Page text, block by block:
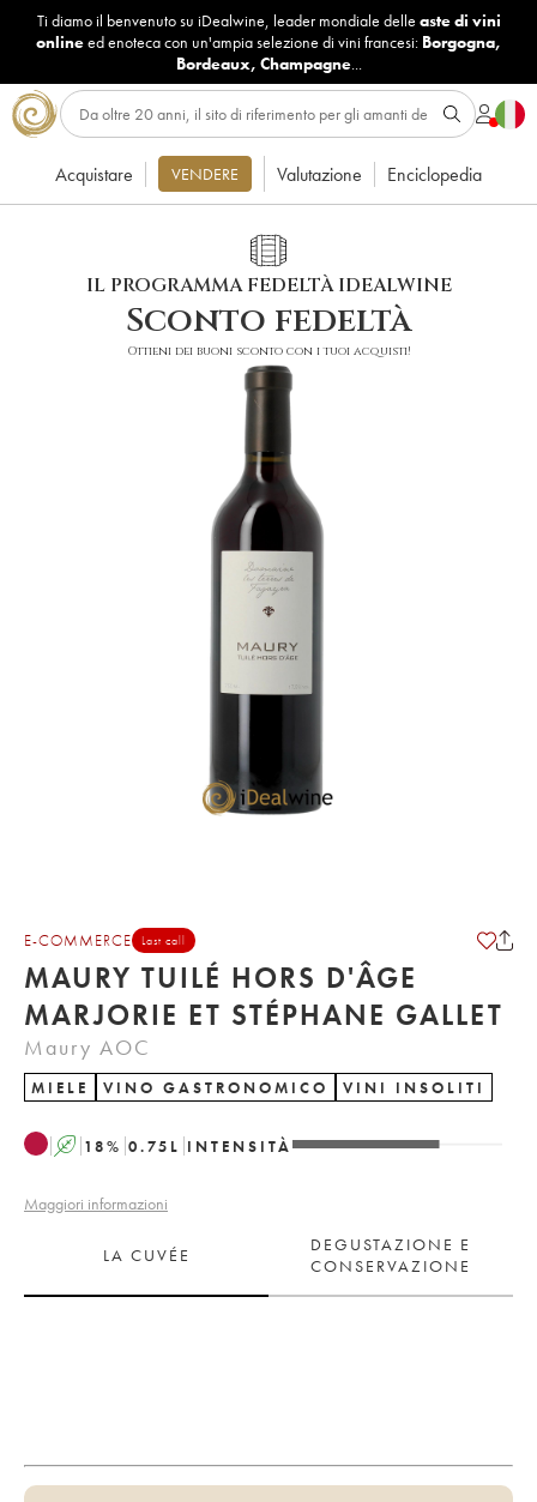
Ti diamo il benvenuto su iDealwine, leader mondiale delle aste di vini
onlineed enoteca con un'ampia selezione di vini francesi: Borgogna,
Bordeaux, Champagne...
Acquistare VENDERE Valutazione Enciclopedia
IL PROGRAMMA FEDELTÀ IDEALWINE
Sconto fedeltà
Ottieni dei buoni sconto con i tuoi acquisti!
E-COMMERCE Last call
MAURY TUILÉ HORS D'ÂGE
MARJORIE ET STÉPHANE GALLET
Maury AOC
MIELE VINO GASTRONOMICO VINI INSOLITI
A 18% 0.75 L INTENSITÀ
Maggiori informazioni
LA CUVÉE
DEGUSTAZIONE E
CONSERVAZIONE